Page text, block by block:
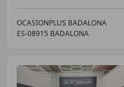
OCASIONPLUS BADALONA
ES-08915 BADALONA